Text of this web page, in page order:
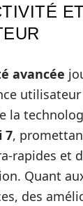
avancée
la
7,
rapides et
Quant
des